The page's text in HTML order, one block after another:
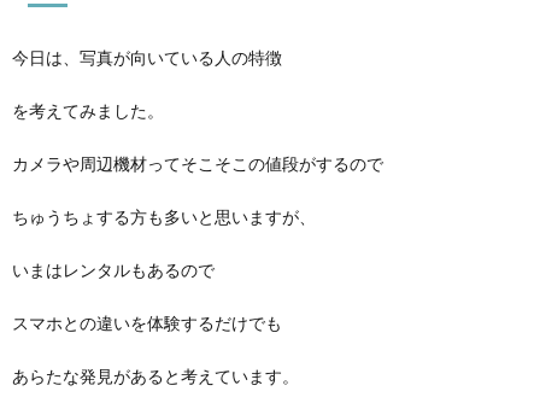
今日は、写真が向いている人の特徴
を考えてみました。
カメラや周辺機材ってそこそこの値段がするので
ちゅうちょする方も多いと思いますが、
いまはレンタルもあるので
スマホとの違いを体験するだけでも
あらたな発見があると考えています。